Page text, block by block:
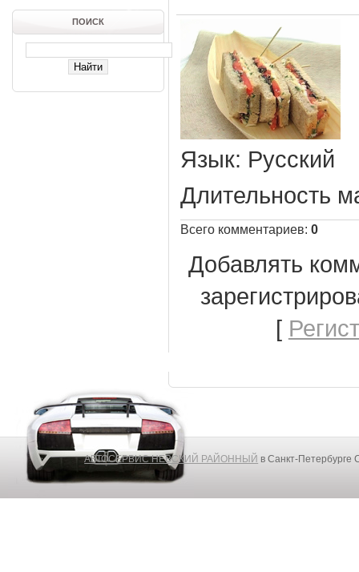
ПОИСК
Язык: Русский
Длительность
Всего комментариев: 0
Добавлять
[
АВТОСЕРВИС НЕВСКИЙ РАЙОННЫЙ в Санкт-Петербурге